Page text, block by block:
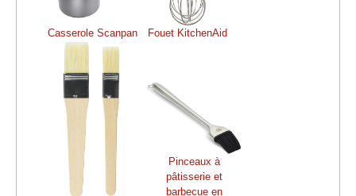
Casserole Scanpan Fouet KitchenAid
Pinceaux à
pâtisserie et
barbecue en